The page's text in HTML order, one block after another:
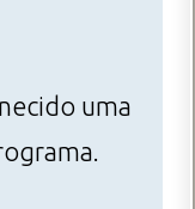
uma